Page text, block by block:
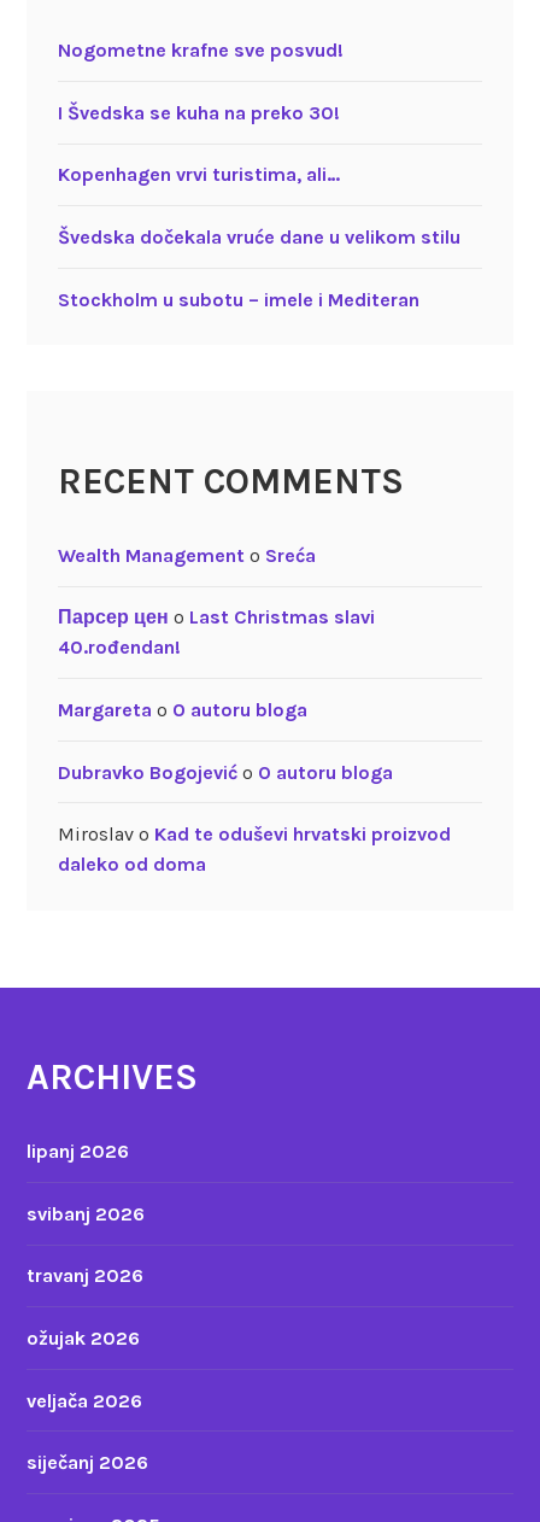
Nogometne krafne sve posvud!
I Švedska se kuha na preko 30!
Kopenhagen vrvi turistima, ali…
Švedska dočekala vruće dane u velikom stilu
Stockholm u subotu – imele i Mediteran
RECENT COMMENTS
Wealth Managemento Sreća
Парсер цен o Last Christmas slavi
40.rođendan!
Margareta o O autoru bloga
Dubravko Bogojevićo O autoru bloga
Miroslavo Kad te oduševi hrvatski proizvod
daleko od doma
ARCHIVES
lipanj 2026
svibanj 2026
travanj 2026
ožujak 2026
veljača 2026
siječanj 2026